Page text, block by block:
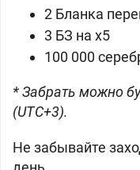
2 Бланка
3 БЗ на х5
100 000
* Забрать можно
(UTC+3).
Не забывайте